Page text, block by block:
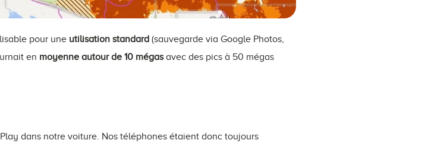
pour une utilisation standard (sauvegarde via Google Photos,
en moyenne autour de 10 mégasavec des pics à 50 mégas
dans notre voiture. Nos téléphones étaient donc toujours